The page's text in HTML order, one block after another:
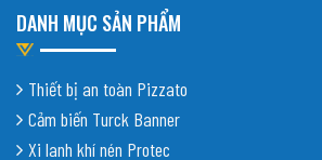
DANH MỤC SẢN PHẨM
Thiết bị an toàn Pizzato
Cảm biến Turck Banner
Xi lanh khí nén Protec